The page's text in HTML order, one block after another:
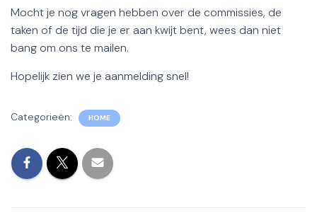
Mocht je nog vragen hebben over de commissies, de
taken of de tijd die je er aan kwijt bent, wees dan niet
bang om ons te mailen.
Hopelijk zien we je aanmelding snel!
Categorieën: HOME